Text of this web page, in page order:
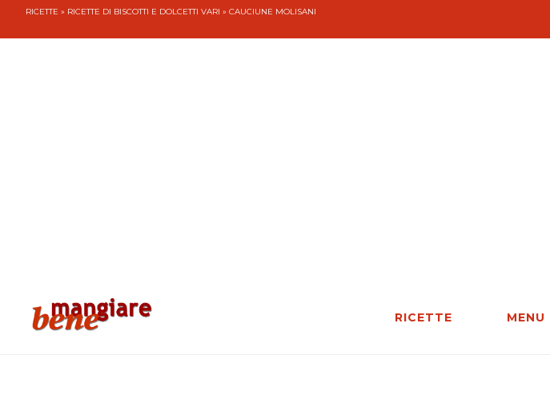
RICETTE » RICETTE DI BISCOTTI E DOLCETTI VARI » CAUCIUNE MOLISANI
RICETTE MENU